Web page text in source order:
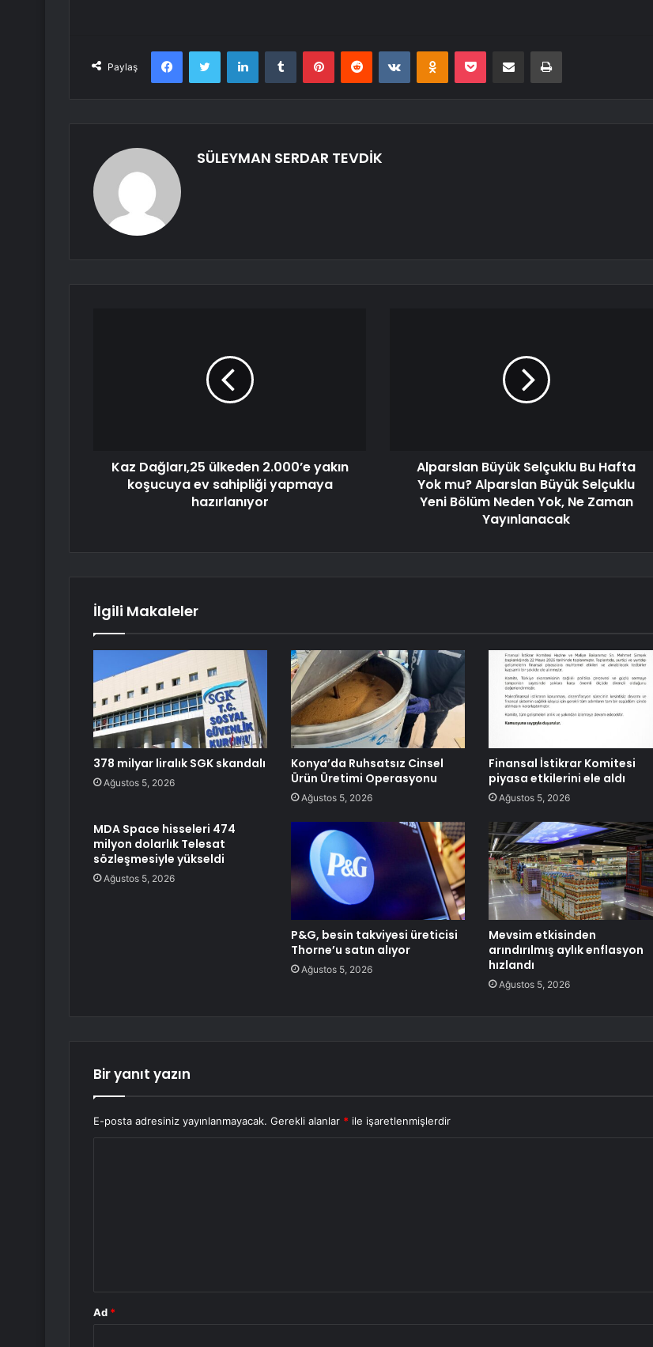
Paylaş
FacebookTwitter LinkedInTumblr PinterestReddit VKontakteOdnoklassniki
Pocket E-Posta ile paylaş Yazdır
SÜLEYMAN SERDAR TEVDİK
Kaz Dağları,25 ülkeden 2.000’e yakın
koşucuya ev sahipliği yapmaya
hazırlanıyor
Alparslan Büyük Selçuklu Bu Hafta
Yok mu? Alparslan Büyük Selçuklu
Yeni Bölüm Neden Yok, Ne Zaman
Yayınlanacak
İlgili Makaleler
378 milyar liralık SGK skandalı
Ağustos 5, 2026
Konya’da Ruhsatsız Cinsel
Ürün Üretimi Operasyonu
Ağustos 5, 2026
Finansal İstikrar Komitesi
piyasa etkilerini ele aldı
Ağustos 5, 2026
MDA Space hisseleri 474
milyon dolarlık Telesat
sözleşmesiyle yükseldi
Ağustos 5, 2026
P&G, besin takviyesi üreticisi
Thorne’u satın alıyor
Ağustos 5, 2026
Mevsim etkisinden
arındırılmış aylık enflasyon
hızlandı
Ağustos 5, 2026
Bir yanıt yazın
E-posta adresiniz yayınlanmayacak. Gerekli alanlar * ile işaretlenmişlerdir
Ad *